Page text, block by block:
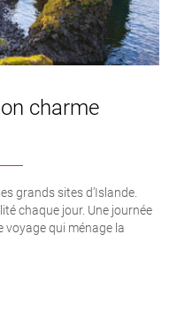
charme
grands sites d’Islande.
chaque jour. Une journée
voyage qui ménage la